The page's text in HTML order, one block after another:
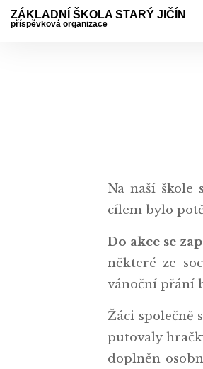
ZÁKLADNÍ ŠKOLA STARÝ JIČÍN
příspěvková organizace
Na naší škole
cílem bylo
Do akce se
některé ze
vánoční přání
Žáci společně
putovaly
doplněn